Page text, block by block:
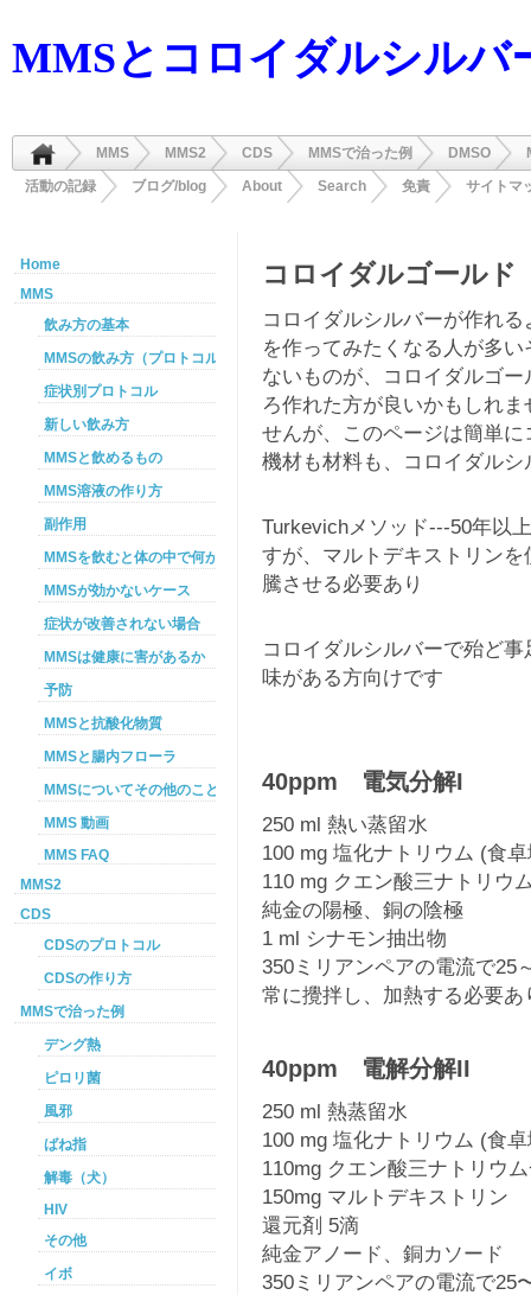
MMSとコロイダルシルバ
MMS MMS2 CDS MMSで治った例 DMSO
活動の記録
ブログ/blog About Search 免責 サイトマ
コロイダルゴールド
コロイダルシルバーが作れ
を作ってみたくなる人が多
ないものが、コロイダルゴ
ろ作れた方が良いかもしれ
せんが、このページは簡単
機材も材料も、コロイダル
Turkevichメソッド---50年以
すが、マルトデキストリン
騰させる必要あり
コロイダルシルバーで殆ど
味がある方向けです
40ppm 電気分解I
250 ml 熱い蒸留水
100 mg 塩化ナトリウム (食
110 mg クエン酸三ナトリウ
純金の陽極、銅の陰極
1 ml シナモン抽出物
350ミリアンペアの電流で25
常に攪拌し、加熱する必要あ
40ppm 電解分解II
250 ml 熱蒸留水
100 mg 塩化ナトリウム (食
110mg クエン酸三ナトリウ
150mg マルトデキストリン
還元剤 5滴
純金アノード、銅カソード
350ミリアンペアの電流で25
Home
MMS
飲み方の基本
MMSの飲み方（プロトコル）
症状別プロトコル
新しい飲み方
MMSと飲めるもの
MMS溶液の作り方
副作用
MMSを飲むと体の中で何が起こるか
MMSが効かないケース
症状が改善されない場合
MMSは健康に害があるか
予防
MMSと抗酸化物質
MMSと腸内フローラ
MMSについてその他のこと
MMS 動画
MMS FAQ
MMS2
CDS
CDSのプロトコル
CDSの作り方
MMSで治った例
デング熱
ピロリ菌
風邪
ばね指
解毒（犬）
HIV
その他
イボ